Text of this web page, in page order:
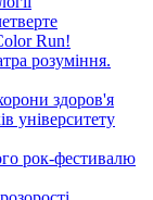
Run!
розуміння.
здоров'я
університету
рок-фестивалю